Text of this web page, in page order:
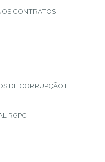
CONTRATOS
DE CORRUPÇÃO E
RGPC